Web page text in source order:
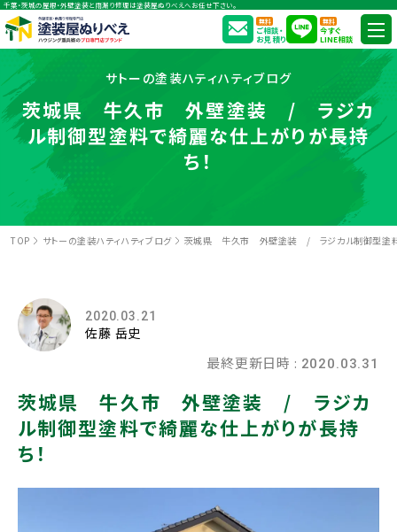
千葉・茨城の屋根・外壁塗装と雨漏り修理は塗装屋ぬりべえへお任せ下さい。
無料
ご相談・
お見積り
無料
今すぐ
LINE相談
サトーの塗装ハティハティブログ
茨城県 牛久市 外壁塗装 / ラジカ
ル制御型塗料で綺麗な仕上がりが長持
ち！
TOP サトーの塗装ハティハティブログ 茨城県 牛久市 外壁塗装 / ラジカル制御型塗料
2020.03.21
佐藤 岳史
最終更新日時 : 2020.03.31
茨城県 牛久市 外壁塗装 / ラジカ
ル制御型塗料で綺麗な仕上がりが長持
ち！